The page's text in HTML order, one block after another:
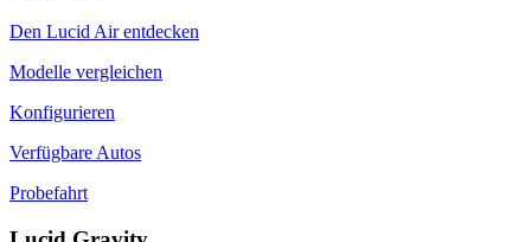
Den Lucid Air entdecken
Modelle vergleichen
Konfigurieren
Verfügbare Autos
Probefahrt